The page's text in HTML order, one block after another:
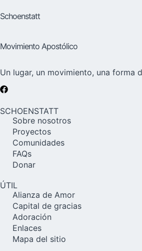
Schoenstatt
Movimiento Apostólico
Un lugar, un movimiento, una forma
SCHOENSTATT
Sobre nosotros
Proyectos
Comunidades
FAQs
Donar
ÚTIL
Alianza de Amor
Capital de gracias
Adoración
Enlaces
Mapa del sitio